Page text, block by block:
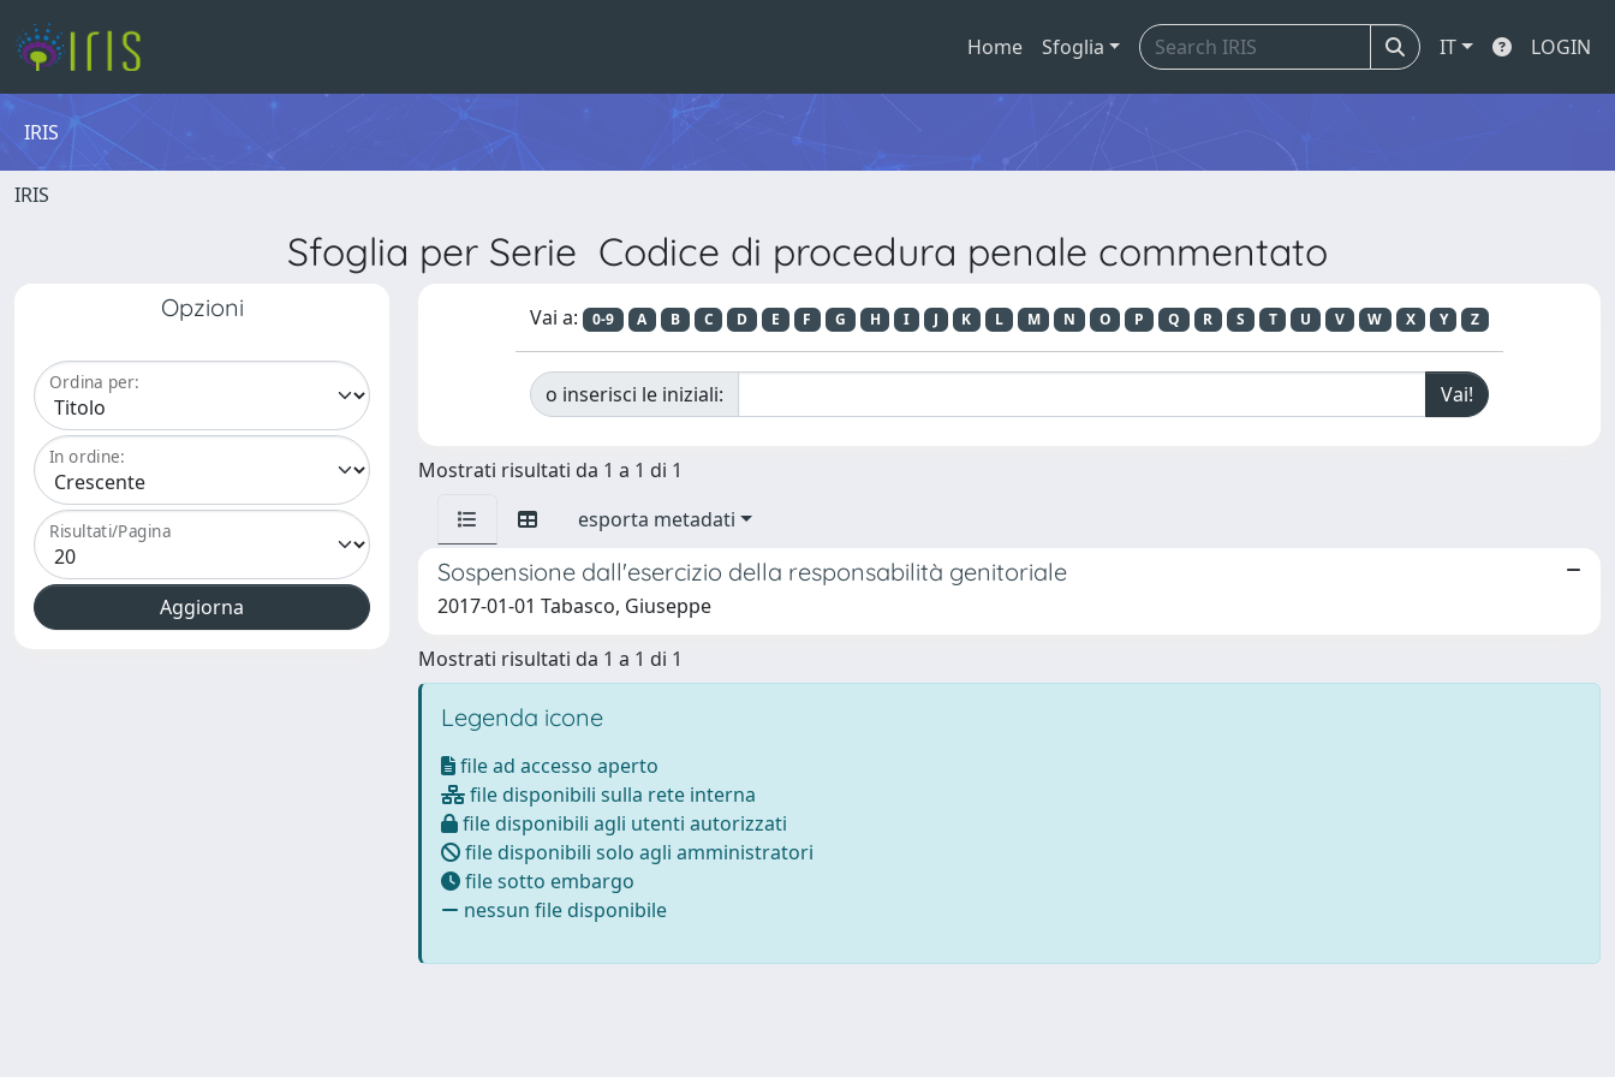
Home Sfoglia IT LOGIN
IRIS
IRIS
Sfoglia per Serie Codice di procedura penale commentato
Opzioni
Ordina per:
In ordine:
Risultati/Pagina
Vai a: 0-9 A B C D E F G H I J K L M N O P Q R S T U V W X Y Z
o inserisci le iniziali:
Mostrati risultati da 1 a 1 di 1
esporta metadati
Sospensione dall'esercizio della responsabilità genitoriale
2017-01-01 Tabasco, Giuseppe
Mostrati risultati da 1 a 1 di 1
Legenda icone
file ad accesso aperto
file disponibili sulla rete interna
file disponibili agli utenti autorizzati
file disponibili solo agli amministratori
file sotto embargo
nessun file disponibile